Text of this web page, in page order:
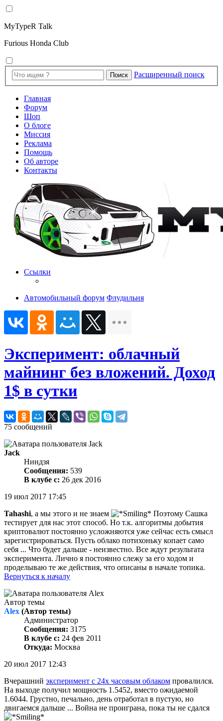
MyTypeR Talk
Furious Honda Club
Поиск Расширенный поиск
Главная
Форум
Шоп
О блоге
Миссия
Реклама
Помощь
Об авторе
Контакты
Ссылки
Автомобильный форум Флудильня
Эксперимент: облачный
майнинг без вложений. Доход
1$ в сутки
75 сообщений
Jack
Ниндзя
Сообщения: 539
В клубе с: 26 дек 2016
19 июл 2017 17:45
Tahashi, а мы этого и не знаем
Поэтому Сашка
тестирует для нас этот способ. Но т.к. алгоритмы добытия
криптовалют постоянно усложняются уже сейчас есть смысл
зарегистрироваться. Пусть облако потихоньку копает само
себя ... Что будет дальше - неизвестно. Все ждут результата
эксперимента. Лично я постоянно слежу за его ходом и
проделываю те же действия, что описаны в начале топика.
Вернуться к началу
Автор темы
Alex (Автор темы)
Администратор
Сообщения: 3175
В клубе с: 24 фев 2011
Откуда: Москва
20 июл 2017 12:43
Вчерашний эксперимент с 24х часовым облаком провалился.
На выходе получил мощность 1.5452, вместо ожидаемой
1.6044. Грустно, печально, день отработал в пустую, но
двигаемся дальше ... Война не проиграна, пока ты не сдался